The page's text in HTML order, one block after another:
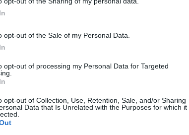
opt-out of the Sale of my Personal Data.
opt-out of processing my Personal Data for Targeted
opt-out of Collection, Use, Retention, Sale, and/or Sharing
Data that Is Unrelated with the Purposes for which it
Rendőr-főkapitányság elmúlt évi teljesítményéről
a helytállásért, és az elvégzett munkáért.
munkájuk elismeréseként öt rendőrségi
hónapban ünneplő kilenc munkatársának
és dr. Somssich Gabriella rendőr